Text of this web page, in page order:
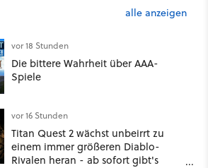
alle anzeigen
vor 18 Stunden
Die bittere Wahrheit über AAA-
Spiele
vor 16 Stunden
Titan Quest 2 wächst unbeirrt zu
einem immer größeren Diablo-
Rivalen heran - ab sofort gibt's